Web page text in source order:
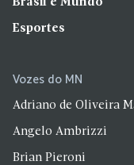
Esportes
Vozes do MN
Adriano de Oliveira
Angelo Ambrizzi
Brian Pieroni